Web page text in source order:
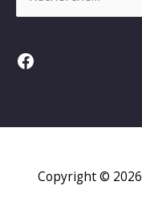
Facebook
Copyright © 2026